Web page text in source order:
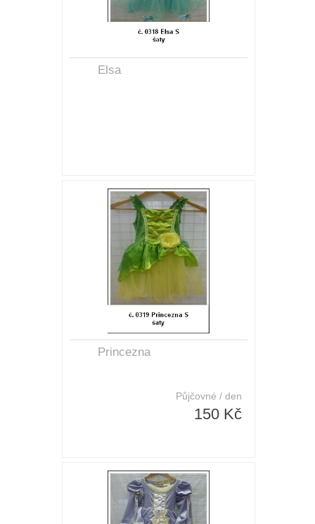
Elsa
Princezna
Půjčovné / den
150 Kč